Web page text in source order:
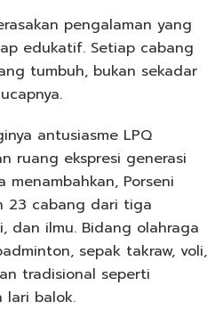
pengalaman yang
edukatif. Setiap cabang
tumbuh, bukan sekadar
antusiasme LPQ
ruang ekspresi generasi
menambahkan, Porseni
23 cabang dari tiga
dan ilmu. Bidang olahraga
sepak takraw, voli,
tradisional seperti
lari balok.